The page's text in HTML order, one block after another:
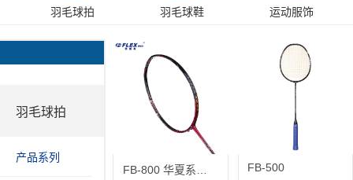
羽毛球拍 羽毛球鞋 运动服饰
羽毛球拍
产品系列
FB-500